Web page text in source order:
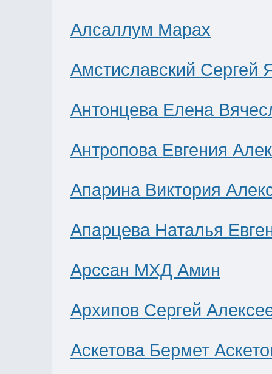
Алсаллум Марах
Амстиславский Сергей
Антонцева Елена
Антропова Евгения
Апарина Виктория
Апарцева Наталья
Арссан МХД Амин
Архипов Сергей
Аскетова Бермет